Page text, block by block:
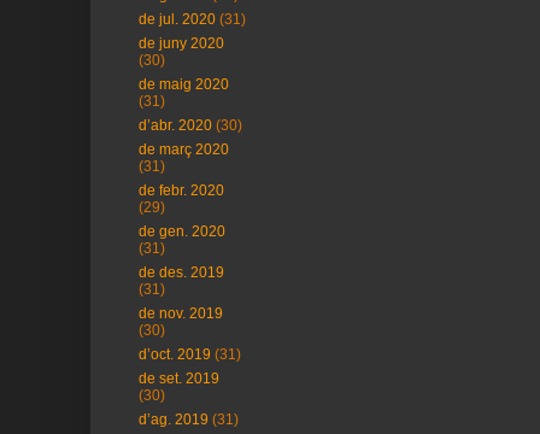
de jul. 2020 (31)
de juny 2020
(30)
de maig 2020
(31)
d’abr. 2020 (30)
de març 2020
(31)
de febr. 2020
(29)
de gen. 2020
(31)
de des. 2019
(31)
de nov. 2019
(30)
d’oct. 2019 (31)
de set. 2019
(30)
d’ag. 2019 (31)